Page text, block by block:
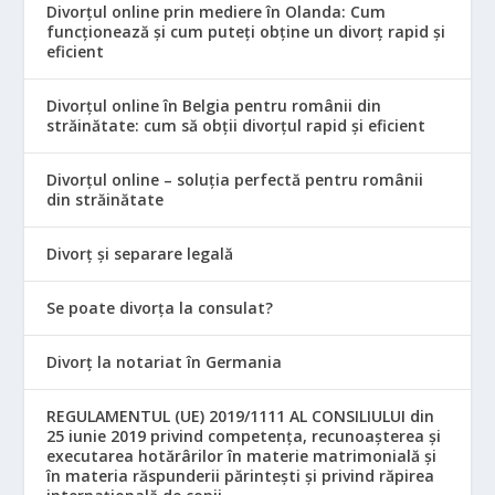
Divorțul online prin mediere în Olanda: Cum
funcționează și cum puteți obține un divorț rapid și
eficient
Divorțul online în Belgia pentru românii din
străinătate: cum să obții divorțul rapid și eficient
Divorțul online – soluția perfectă pentru românii
din străinătate
Divorț și separare legală
Se poate divorța la consulat?
Divorț la notariat în Germania
REGULAMENTUL (UE) 2019/1111 AL CONSILIULUI din
25 iunie 2019 privind competența, recunoașterea și
executarea hotărârilor în materie matrimonială și
în materia răspunderii părintești și privind răpirea